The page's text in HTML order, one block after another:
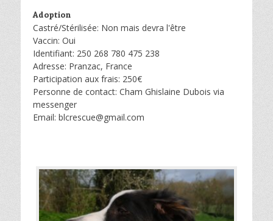
Adoption
Castré/Stérilisée: Non mais devra l'être
Vaccin: Oui
Identifiant: 250 268 780 475 238
Adresse: Pranzac, France
Participation aux frais: 250€
Personne de contact: Cham Ghislaine Dubois via
messenger
Email: blcrescue@gmail.com